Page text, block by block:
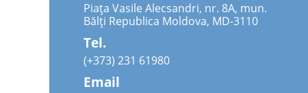
Piața Vasile Alecsandri, nr. 8A, mun.
Bălți Republica Moldova, MD-3110
Tel.
(+373) 231 61980
Email